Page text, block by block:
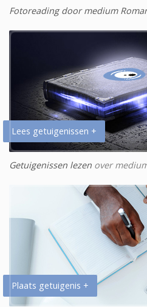
Fotoreading door medium
Lees getuigenissen +
Getuigenissen lezen over
Plaats getuigenis +